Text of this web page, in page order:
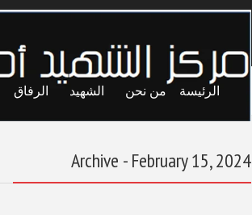
الرئيسة من نحن الشهيد الرفاق
Archive - February 15, 2024